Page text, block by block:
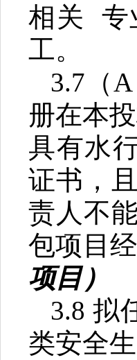
相关 专
工。
3.7 （A
册在本
具有水
证书，
责人不
包项目
项目）
3.8 拟
类安全